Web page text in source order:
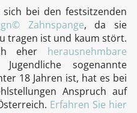
bei den festsitzenden
Zahnspange, da sie
tragen ist und kaum stört.
eher herausnehmbare
sogenannte
18 Jahren ist, hat es bei
Anspruch auf
Erfahren Sie hier